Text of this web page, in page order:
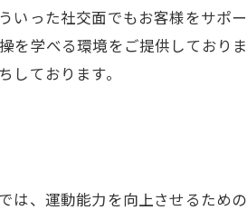
った社交面でもお客様をサポ
を学べる環境をご提供しており
しております。
、運動能力を向上させるため